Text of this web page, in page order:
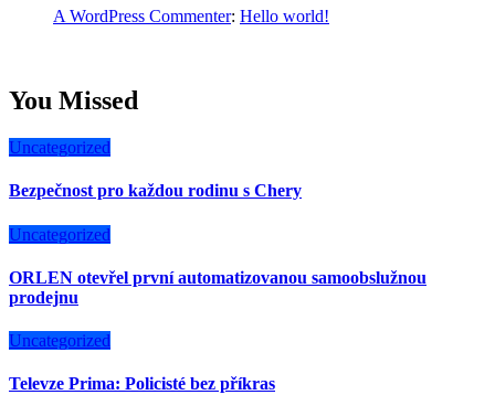
A WordPress Commenter: Hello world!
You Missed
Uncategorized
Bezpečnost pro každou rodinu s Chery
Uncategorized
ORLEN otevřel první automatizovanou samoobslužnou
prodejnu
Uncategorized
Televze Prima: Policisté bez příkras